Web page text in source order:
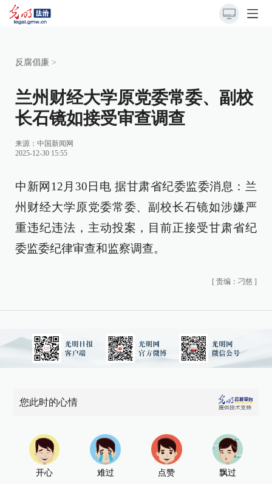
反腐倡廉 >
兰州财经大学原党委常委、副校
长石镜如接受审查调查
来源： 中国新闻网
2025-12-30 15:55
中新网12月30日电 据甘肃省纪委监委消息：兰
州财经大学原党委常委、副校长石镜如涉嫌严
重违纪违法，主动投案，目前正接受甘肃省纪
委监委纪律审查和监察调查。
[ 责编：刁慈 ]
您此时的心情
开心 难过 点赞 飘过